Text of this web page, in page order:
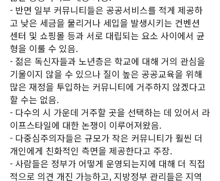
- 반면 일부 커뮤니티들은 공공서비스를 적게 제공하
고 낮은 세금을 물리거나 세입을 발생시키는 컨벤션
센터 및 쇼핑몰 등과 서로 대립되는 요소 사이에서 균
형을 이룰 수 있음.
- 젊은 독신자들과 노년층은 학교에 대해 거의 관심을
기울이지 않을 수 있으나 질이 높은 공공교육을 위해
많은 재정을 투입하는 커뮤니티에 거주하지 않겠다고
할 수는 없음.
- 다수의 시 가운데 거주할 곳을 선택하는 데 있어서 라
이프스타일에 대한 논쟁이 이루어져왔음.
- 다중심주의자들은 규모가 작은 커뮤니티가 훨씬 더
개인에게 친화적인 측면을 제공한다고 주장.
- 사람들은 정부가 어떻게 운영되는지에 대해 더 직접
적으로 의견 개진 가능하고, 지방정부 관리들은 지역